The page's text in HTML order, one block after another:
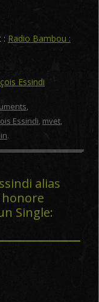
: Radio Bambou :
Essindi
,
Essindi, mvet,
.
alias
Single: